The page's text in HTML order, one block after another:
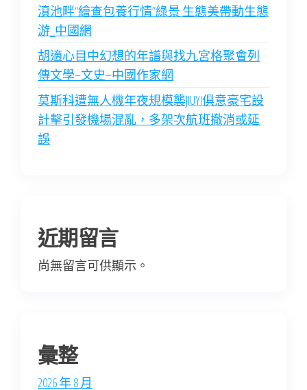
滇池畔“繪查包養行情”綠景 生態美帶動生態
游_中國網
胡適心目中幻想的年譜與找九宮格聚會列
傳文學–文史–中國作家網
莫斯科遭無人機年夜規模襲JIUYI俱意豪宅設
計擊引發機場混亂，多架次航班撤消或延
誤
近期留言
尚無留言可供顯示。
彙整
2026 年 8 月